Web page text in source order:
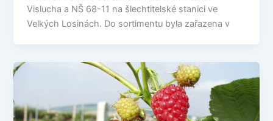
Vislucha a NŠ 68-11 na šlechtitelské stanici ve
Velkých Losinách. Do sortimentu byla zařazena v